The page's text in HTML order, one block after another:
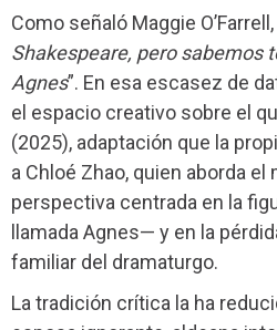
Como señaló Maggie O’Farrell,
Shakespeare, pero sabemos
Agnes”. En esa escasez de
el espacio creativo sobre el
(2025), adaptación que la
a Chloé Zhao, quien aborda el
perspectiva centrada en la
llamada Agnes— y en la
familiar del dramaturgo.
La tradición crítica la ha